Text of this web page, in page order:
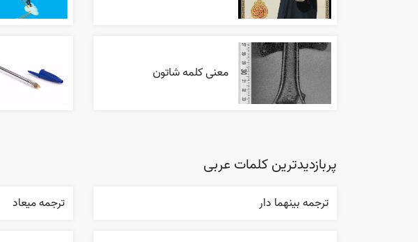
معنی کلمه شاتون
پربازدیدترین کلمات عربی
ترجمه بينهما دار ترجمه ميعاد